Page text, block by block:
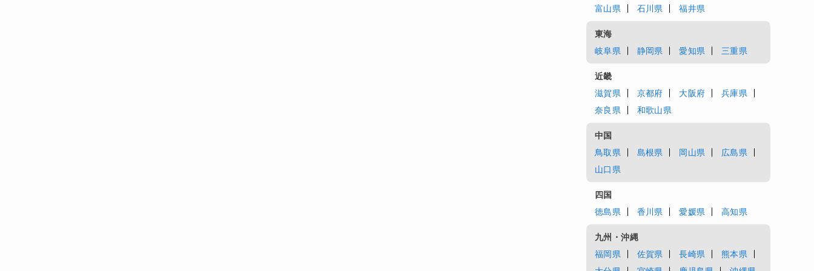
富山県
石川県 福井県
東海
岐阜県
静岡県 愛知県 三重県
近畿
滋賀県
京都府 大阪府
兵庫県
奈良県
和歌山県
中国
鳥取県
島根県 岡山県
広島県
山口県
四国
徳島県
香川県 愛媛県 高知県
九州・沖縄
福岡県
佐賀県 長崎県
熊本県